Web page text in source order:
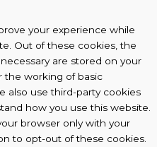
your experience while
Out of these cookies, the
are stored on your
the working of basic
also use third-party cookies
how you use this website.
browser only with your
to opt-out of these cookies.